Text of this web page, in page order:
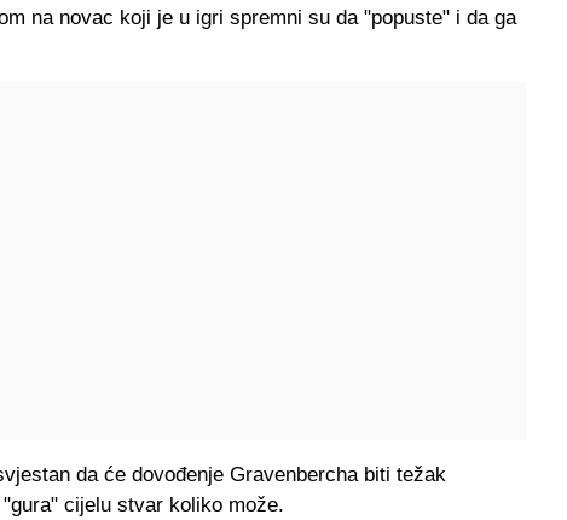
na novac koji je u igri spremni su da "popuste" i da ga
da će dovođenje Gravenbercha biti težak
cijelu stvar koliko može.